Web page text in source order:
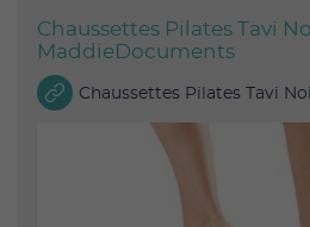
Chaussettes Pilates Tavi
MaddieDocuments
Chaussettes Pilates Tavi